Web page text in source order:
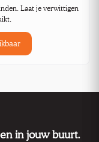
Laat je verwittigen
in jouw buurt.